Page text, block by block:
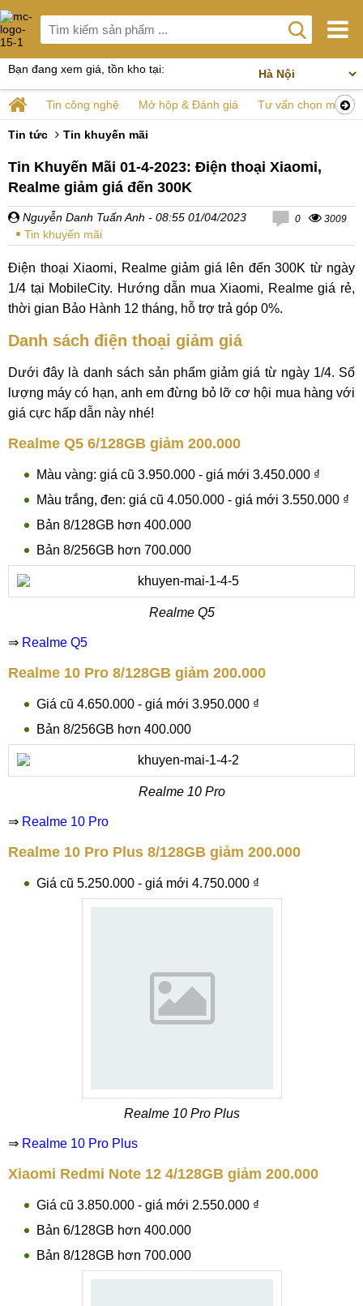
Bạn đang xem giá, tồn kho tại:
Tin công nghệ Mở hộp & Đánh giá Tư vấn chọn mua
Tin tức Tin khuyến mãi
Tin Khuyến Mãi 01-4-2023: Điện thoại Xiaomi,
Realme giảm giá đến 300K
Nguyễn Danh Tuấn Anh - 08:55 01/04/2023
Tin khuyến mãi
0 3009
Điện thoại Xiaomi, Realme giảm giá lên đến 300K từ ngày
1/4 tại MobileCity. Hướng dẫn mua Xiaomi, Realme giá rẻ,
thời gian Bảo Hành 12 tháng, hỗ trợ trả góp 0%.
Danh sách điện thoại giảm giá
Dưới đây là danh sách sản phẩm giảm giá từ ngày 1/4. Số
lượng máy có hạn, anh em đừng bỏ lỡ cơ hội mua hàng với
giá cực hấp dẫn này nhé!
Realme Q5 6/128GB giảm 200.000
Màu vàng: giá cũ 3.950.000 - giá mới 3.450.000 ₫
Màu trắng, đen: giá cũ 4.050.000 - giá mới 3.550.000 ₫
Bản 8/128GB hơn 400.000
Bản 8/256GB hơn 700.000
Realme Q5
⇒ Realme Q5
Realme 10 Pro 8/128GB giảm 200.000
Giá cũ 4.650.000 - giá mới 3.950.000 ₫
Bản 8/256GB hơn 400.000
Realme 10 Pro
⇒ Realme 10 Pro
Realme 10 Pro Plus 8/128GB giảm 200.000
Giá cũ 5.250.000 - giá mới 4.750.000 ₫
Realme 10 Pro Plus
⇒ Realme 10 Pro Plus
Xiaomi Redmi Note 12 4/128GB giảm 200.000
Giá cũ 3.850.000 - giá mới 2.550.000 ₫
Bản 6/128GB hơn 400.000
Bản 8/128GB hơn 700.000